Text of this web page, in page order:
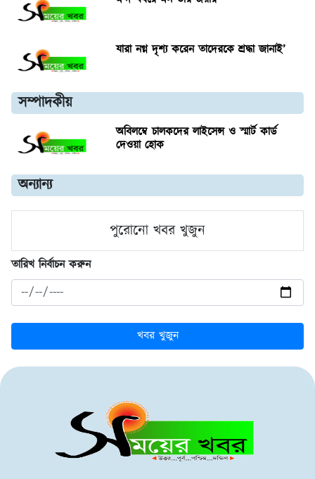
যারা নগ্ন দৃশ্য করেন তাদেরকে শ্রদ্ধা জানাই’
সম্পাদকীয়
অবিলম্বে চালকদের লাইসেন্স ও স্মার্ট কার্ড
দেওয়া হোক
অন্যান্য
পুরোনো খবর খুজুন
তারিখ নির্বাচন করুন
খবর খুজুন